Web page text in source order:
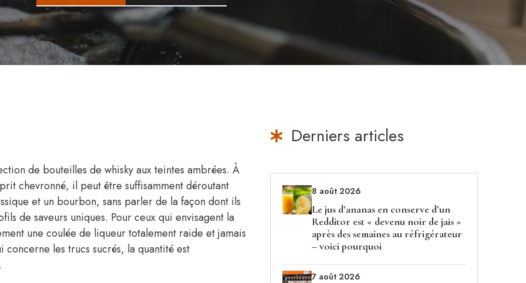
de bouteilles de whisky aux teintes ambrées. À
chevronné, il peut être suffisamment déroutant
et un bourbon, sans parler de la façon dont ils
de saveurs uniques. Pour ceux qui envisagent la
une coulée de liqueur totalement raide et jamais
les trucs sucrés, la quantité est
Derniers articles
8 août 2026
Le jus d’ananas en conserve d’un
Redditor est « devenu noir de jais »
après des semaines au réfrigérateur
– voici pourquoi
7 août 2026